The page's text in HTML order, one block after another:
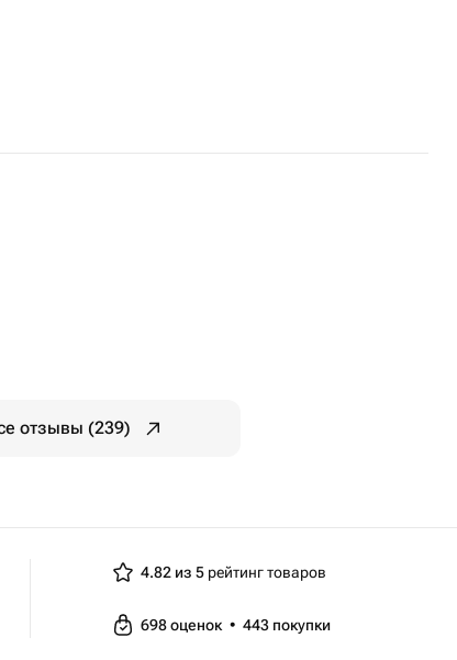
отзывы (239)
4.82 из 5 рейтинг товаров
698оценок • 443 покупки